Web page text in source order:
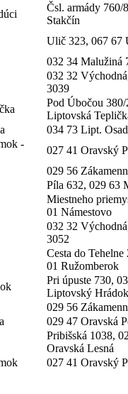
Čsl. armády 760/
Stakčín
Ulič 323, 067 67
032 34 Malužiná
032 32
3039
Pod Úbočou
Liptovská
034 73 Lipt.
-
027 41 Oravský
029 56
Píla 632, 029 63
Miestneho
01 Námestovo
032 32
3052
Cesta do Tehelne
01 Ružomberok
Pri úpuste 730,
Liptovský Hrádok
029 56
029 47 Oravská
Pribišská 1038,
Oravská Lesná
027 41 Oravský